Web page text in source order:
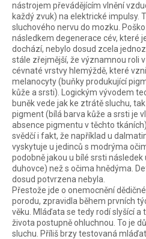
nástrojem převádějícím vlnění
každý zvuk) na elektrické impulsy.
sluchového nervu do mozku.
následkem degenerace cév, které
dochází, nebylo dosud zcela
stále zřejmější, že významnou roli
cévnaté vrstvy hlemýždě, které
melanocyty (buňky produkující
kůže a srsti). Logickým vývodem
buněk vede jak ke ztrátě sluchu,
pigment (bílá barva kůže a srsti je
absence pigmentu v těchto
svědčí i fakt, že například u
vyskytuje u jedinců s modrýma
podobně jakou u bílé srsti
duhovce) než s očima hnědýma.
dosud potvrzena nebyla.
Přestože jde o onemocnění
porodu, zpravidla během prvních
věku. Mláďata se tedy rodí slyšící a
života postupně ohluchnou. To je
sluchu. Příliš brzy testovaná